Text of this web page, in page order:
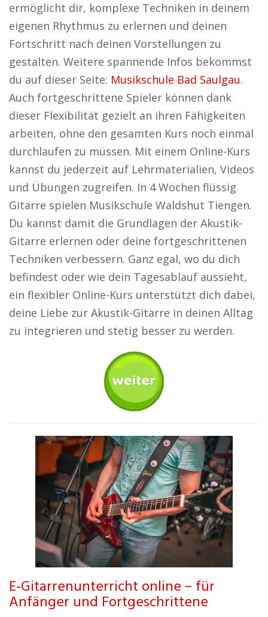
ermöglicht dir, komplexe Techniken in deinem
eigenen Rhythmus zu erlernen und deinen
Fortschritt nach deinen Vorstellungen zu
gestalten. Weitere spannende Infos bekommst
du auf dieser Seite: Musikschule Bad Saulgau.
Auch fortgeschrittene Spieler können dank
dieser Flexibilität gezielt an ihren Fähigkeiten
arbeiten, ohne den gesamten Kurs noch einmal
durchlaufen zu müssen. Mit einem Online-Kurs
kannst du jederzeit auf Lehrmaterialien, Videos
und Übungen zugreifen. In 4 Wochen flüssig
Gitarre spielen Musikschule Waldshut Tiengen.
Du kannst damit die Grundlagen der Akustik-
Gitarre erlernen oder deine fortgeschrittenen
Techniken verbessern. Ganz egal, wo du dich
befindest oder wie dein Tagesablauf aussieht,
ein flexibler Online-Kurs unterstützt dich dabei,
deine Liebe zur Akustik-Gitarre in deinen Alltag
zu integrieren und stetig besser zu werden.
E-Gitarrenunterricht online – für
Anfänger und Fortgeschrittene